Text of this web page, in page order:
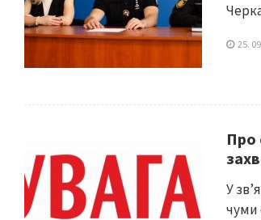
25.
Про
У
чуми